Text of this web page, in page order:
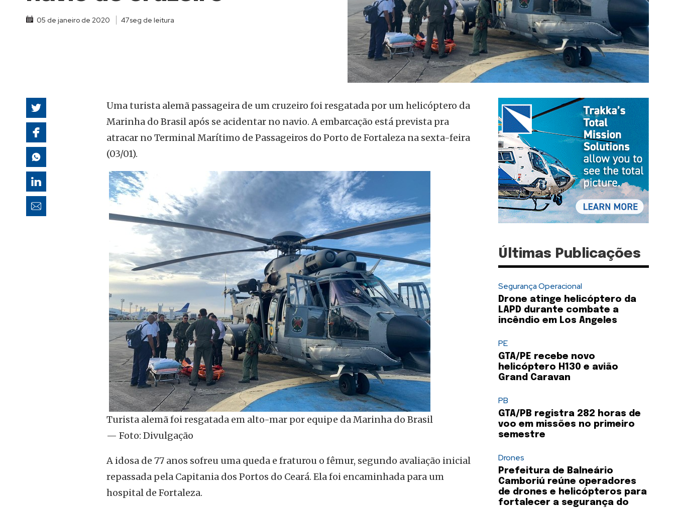
05 de janeiro de 2020 47seg de leitura
Uma turista alemã passageira de um cruzeiro foi resgatada por um helicóptero da
Marinha do Brasil após se acidentar no navio. A embarcação está prevista pra
atracar no Terminal Marítimo de Passageiros do Porto de Fortaleza na sexta-feira
(03/01).
Turista alemã foi resgatada em alto-mar por equipe da Marinha do Brasil
— Foto: Divulgação
A idosa de 77 anos sofreu uma queda e fraturou o fêmur, segundo avaliação inicial
repassada pela Capitania dos Portos do Ceará. Ela foi encaminhada para um
hospital de Fortaleza.
Últimas Publicações
Segurança Operacional
Drone atinge helicóptero da
LAPD durante combate a
incêndio em Los Angeles
PE
GTA/PE recebe novo
helicóptero H130 e avião
Grand Caravan
PB
GTA/PB registra 282 horas de
voo em missões no primeiro
semestre
Drones
Prefeitura de Balneário
Camboriú reúne operadores
de drones e helicópteros para
fortalecer a segurança do